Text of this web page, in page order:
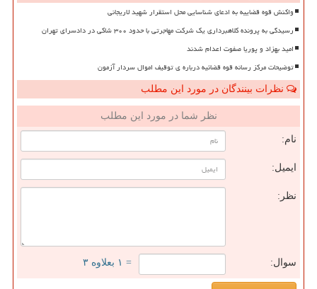
واکنش قوه قضاییه به ادعای شناسایی محل استقرار شهید لاریجانی
رسیدگی به پرونده کلاهبرداری یک شرکت مهاجرتی با حدود ۳۰۰ شاکی در دادسرای تهران
امید بهزاد و پوریا صفوت اعدام شدند
توضیحات مرکز رسانه قوه قضائیه درباره ی توقیف اموال سردار آزمون
نظرات بینندگان در مورد این مطلب
نظر شما در مورد این مطلب
نام:
ایمیل:
نظر:
سوال: = ۱ بعلاوه ۳